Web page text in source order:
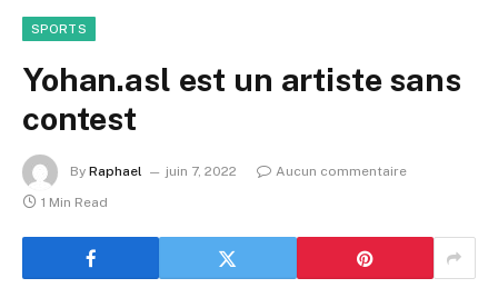
SPORTS
Yohan.asl est un artiste sans
contest
By Raphael juin 7, 2022
Aucun commentaire
1 Min Read